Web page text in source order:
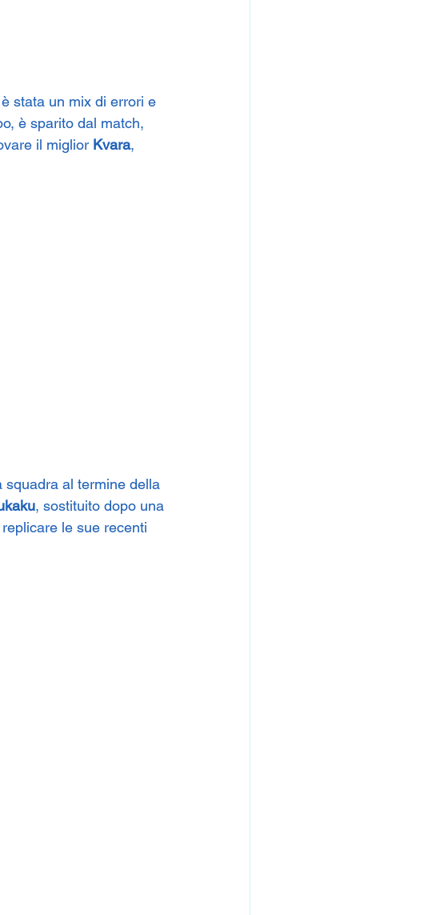
stata un mix di errori e
è sparito dal match,
il miglior Kvara,
al termine della
, sostituito dopo una
le sue recenti